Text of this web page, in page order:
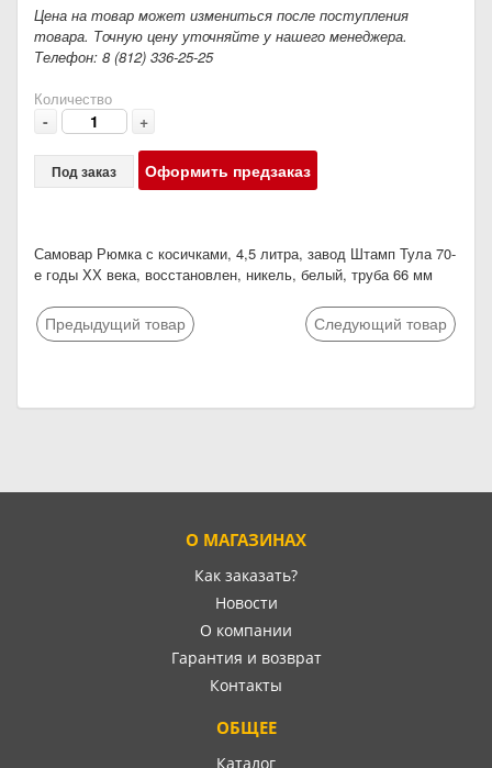
Цена на товар может измениться после поступления
товара. Точную цену уточняйте у нашего менеджера.
Телефон: 8 (812) 336-25-25
Количество
- +
Под заказ Оформить предзаказ
Самовар Рюмка с косичками, 4,5 литра, завод Штамп Тула 70-
е годы ХХ века, восстановлен, никель, белый, труба 66 мм
Предыдущий товар Следующий товар
О МАГАЗИНАХ
Как заказать?
Новости
О компании
Гарантия и возврат
Контакты
ОБЩЕЕ
Каталог